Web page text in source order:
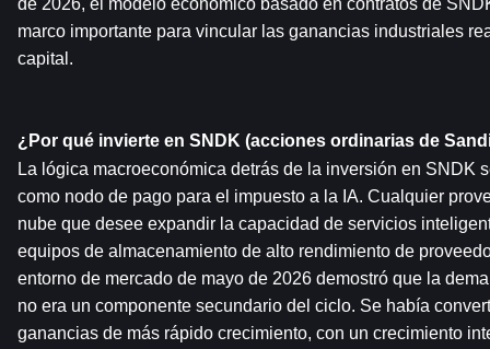
marco importante para vincular las ganancias industriales
capital.
¿Por qué invierte en SNDK (acciones ordinarias de
La lógica macroeconómica detrás de la inversión en SNDK
como nodo de pago para el impuesto a la IA. Cualquier
nube que desee expandir la capacidad de servicios
equipos de almacenamiento de alto rendimiento de
entorno de mercado de mayo de 2026 demostró que la
no era un componente secundario del ciclo. Se había
ganancias de más rápido crecimiento, con un crecimiento